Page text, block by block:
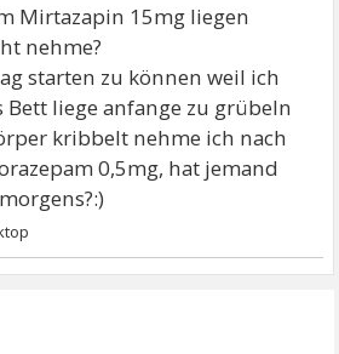
Mirtazapin 15mg liegen
nehme?
starten zu können weil ich
liege anfange zu grübeln
kribbelt nehme ich nach
0,5mg, hat jemand